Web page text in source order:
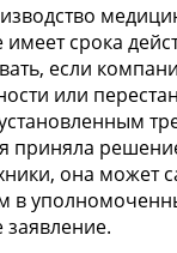
срока
если
или
приняла
она может
в
заявление.